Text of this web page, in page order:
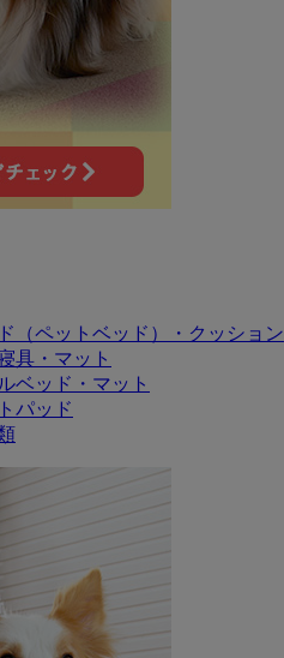
（ペットベッド）・クッション
具・マット
ベッド・マット
パッド